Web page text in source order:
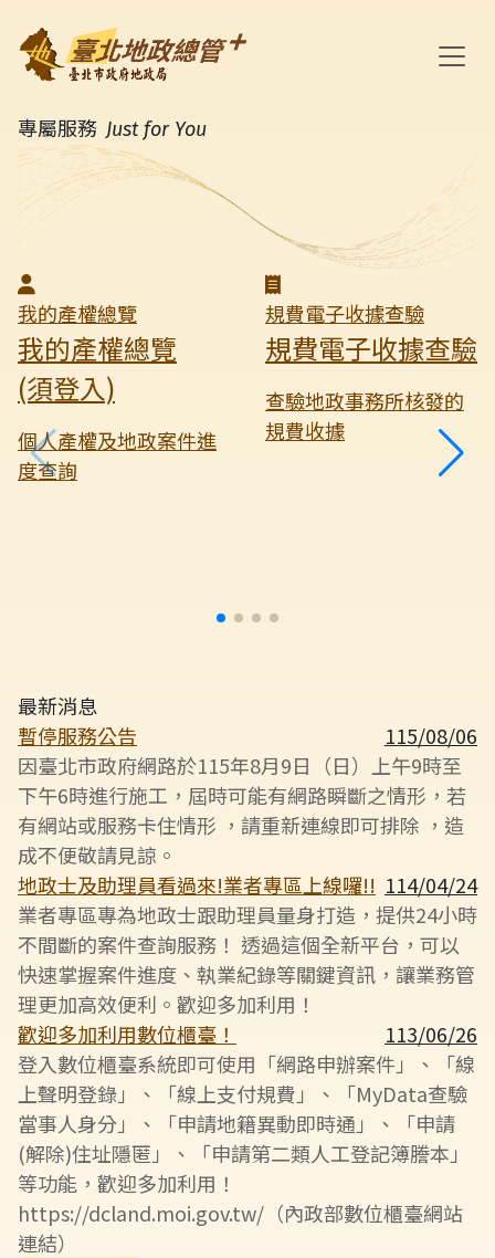
內
容
臺北地政總管+
首頁
專屬服務 Just for You
我的產權總覽
我的產權總覽
(須登入)
個人產權及地政案件進
度查詢
規費電子收據查驗
規費電子收據查驗
查驗地政事務所核發的
規費收據
最新消息
暫停服務公告
115/08/06
因臺北市政府網路於115年8月9日（日）上午9時至
下午6時進行施工，屆時可能有網路瞬斷之情形，若
有網站或服務卡住情形 ，請重新連線即可排除 ，造
成不便敬請見諒。
地政士及助理員看過來!業者專區上線囉!! 114/04/24
業者專區專為地政士跟助理員量身打造，提供24小時
不間斷的案件查詢服務！ 透過這個全新平台，可以
快速掌握案件進度、執業紀錄等關鍵資訊，讓業務管
理更加高效便利。歡迎多加利用！
歡迎多加利用數位櫃臺！
113/06/26
登入數位櫃臺系統即可使用「網路申辦案件」、「線
上聲明登錄」、「線上支付規費」、「MyData查驗
當事人身分」、「申請地籍異動即時通」、「申請
(解除)住址隱匿」、「申請第二類人工登記簿謄本」
等功能，歡迎多加利用！
https://dcland.moi.gov.tw/（內政部數位櫃臺網站
連結）